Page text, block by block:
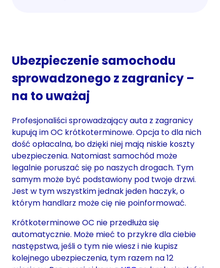
Ubezpieczenie samochodu
sprowadzonego z zagranicy –
na to uważaj
Profesjonaliści sprowadzający auta z zagranicy
kupują im OC krótkoterminowe. Opcja to dla nich
dość opłacalna, bo dzięki niej mają niskie koszty
ubezpieczenia. Natomiast samochód może
legalnie poruszać się po naszych drogach. Tym
samym może być podstawiony pod twoje drzwi.
Jest w tym wszystkim jednak jeden haczyk, o
którym handlarz może cię nie poinformować.
Krótkoterminowe OC nie przedłuża się
automatycznie. Może mieć to przykre dla ciebie
następstwa, jeśli o tym nie wiesz i nie kupisz
kolejnego ubezpieczenia, tym razem na 12